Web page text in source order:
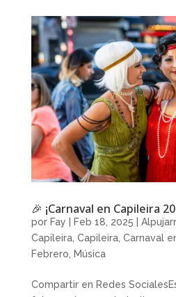
🎉 ¡Carnaval en Capileira
por Fay Feb 18, 2025
Capileira, Capileira, Carnaval
Febrero
Música
Compartir en Redes